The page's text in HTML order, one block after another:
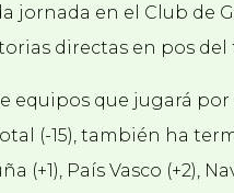
jornada en el Club de
directas en pos del
equipos que jugará
(-15), también ha
(+1), País Vasco (+2),